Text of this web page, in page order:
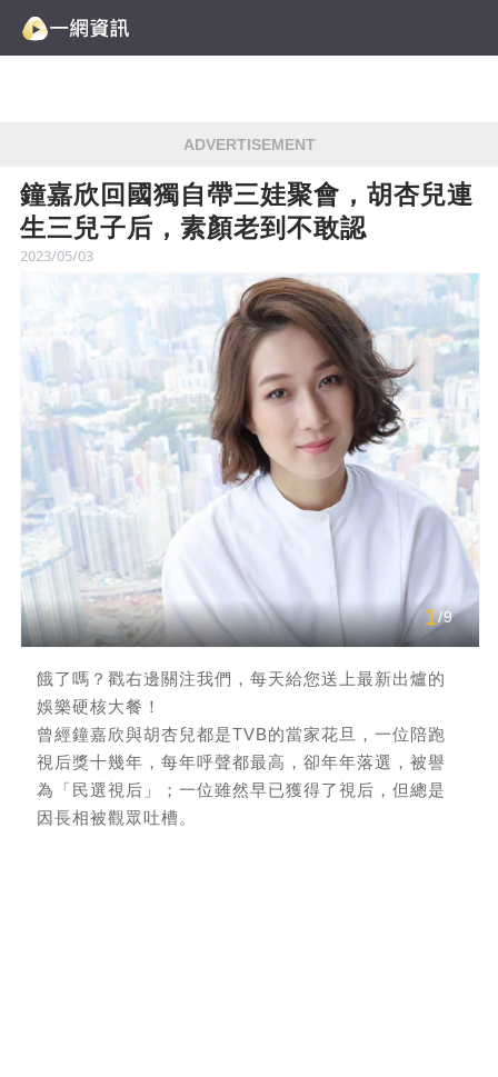
ADVERTISEMENT
鐘嘉欣回國獨自帶三娃聚會，胡杏兒連
生三兒子后，素顏老到不敢認
2023/05/03
1/9
餓了嗎？戳右邊關注我們，每天給您送上最新出爐的
娛樂硬核大餐！
曾經鐘嘉欣與胡杏兒都是TVB的當家花旦，一位陪跑
視后獎十幾年，每年呼聲都最高，卻年年落選，被譽
為「民選視后」；一位雖然早已獲得了視后，但總是
因長相被觀眾吐槽。